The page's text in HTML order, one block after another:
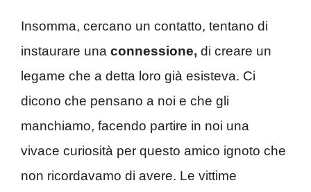
Insomma, cercano un contatto, tentano di
instaurare una connessione, di creare un
legame che a detta loro già esisteva. Ci
dicono che pensano a noi e che gli
manchiamo, facendo partire in noi una
vivace curiosità per questo amico ignoto che
non ricordavamo di avere. Le vittime